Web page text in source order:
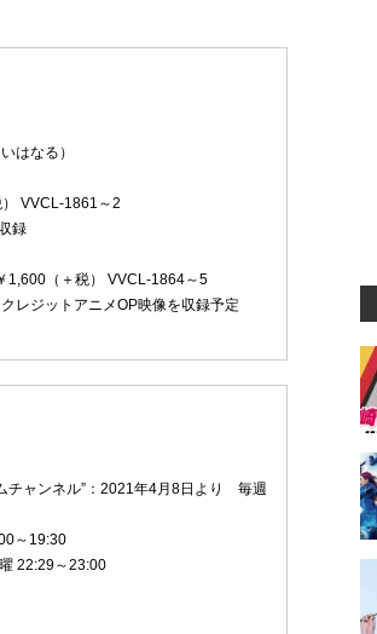
はなる）
VVCL-1861～2
録
1,600（＋税） VVCL-1864～5
レジットアニメOP映像を収録予定
チャンネル”：2021年4月8日より 毎週
～19:30
22:29～23:00